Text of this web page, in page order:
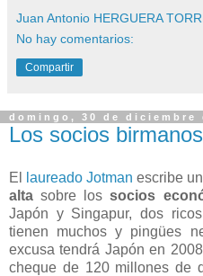
Juan Antonio HERGUERA
No hay comentarios:
Compartir
domingo, 30 de diciembre
Los socios birmanos
El laureado Jotman escribe
alta sobre lossocios
Japón y Singapur, dos
tienen muchos y pingües
excusa tendrá Japón en
cheque de 120 millones de